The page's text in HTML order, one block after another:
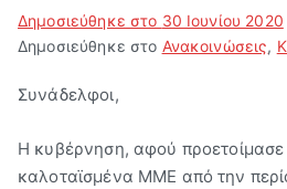
Δημοσιεύθηκε στο 30 Ιουνίου 2020
Δημοσιεύθηκε στο Ανακοινώσεις,
Συνάδελφοι,
Η κυβέρνηση, αφού
καλοταϊσμένα ΜΜΕ από την